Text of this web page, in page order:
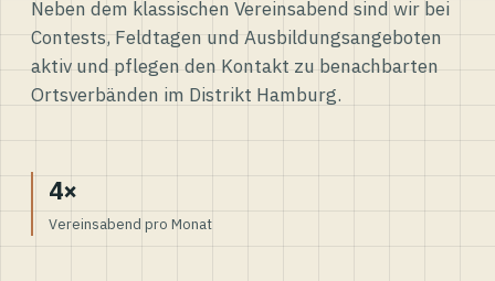
Neben dem klassischen Vereinsabend sind wir bei
Contests, Feldtagen und Ausbildungsangeboten
aktiv und pflegen den Kontakt zu benachbarten
Ortsverbänden im Distrikt Hamburg.
4×
Vereinsabend pro Monat